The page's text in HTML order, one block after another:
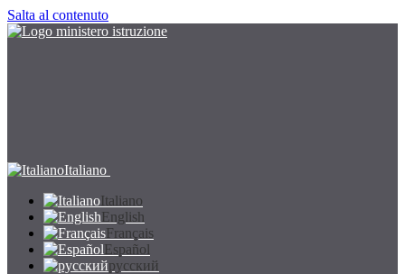
Salta al contenuto
Italiano
Italiano
English
Français
Español
русский